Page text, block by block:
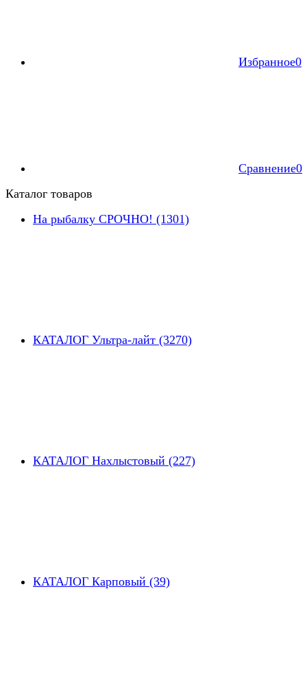
Избранное0
Сравнение0
Каталог товаров
На рыбалку СРОЧНО! (1301)
КАТАЛОГ Ультра-лайт (3270)
КАТАЛОГ Нахлыстовый (227)
КАТАЛОГ Карповый (39)